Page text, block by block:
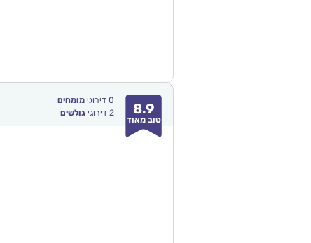
8.9
טוב מאוד
0 דירוגימומחים
2 דירוגיגולשים